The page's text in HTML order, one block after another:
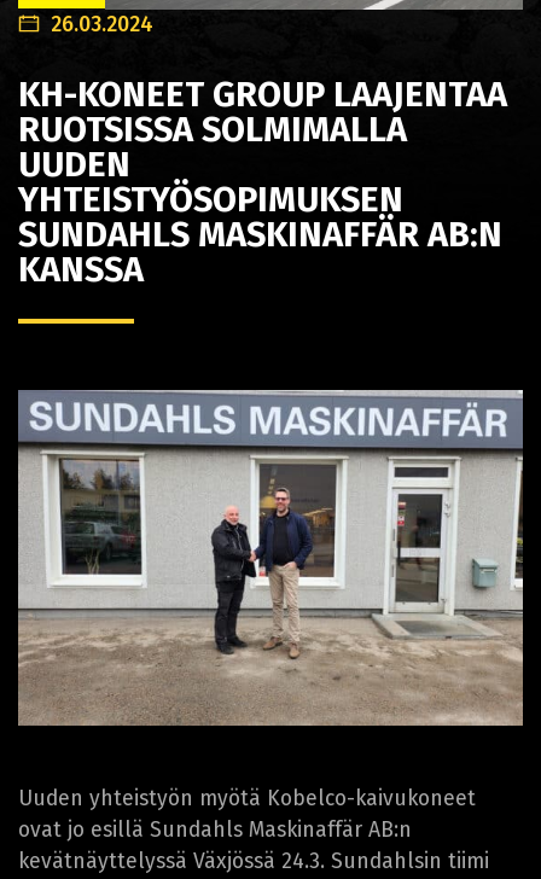
26.03.2024
KH-KONEET GROUP LAAJENTAA
RUOTSISSA SOLMIMALLA
UUDEN
YHTEISTYÖSOPIMUKSEN
SUNDAHLS MASKINAFFÄR AB:N
KANSSA
Uuden yhteistyön myötä Kobelco-kaivukoneet
ovat jo esillä Sundahls Maskinaffär AB:n
kevätnäyttelyssä Växjössä 24.3. Sundahlsin tiimi